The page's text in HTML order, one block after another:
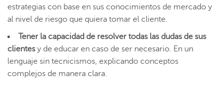
estrategias con base en sus conocimientos de mercado y
al nivel de riesgo que quiera tomar el cliente.
Tener la capacidad de resolver todas las dudas de sus
clientes y de educar en caso de ser necesario. En un
lenguaje sin tecnicismos, explicando conceptos
complejos de manera clara.